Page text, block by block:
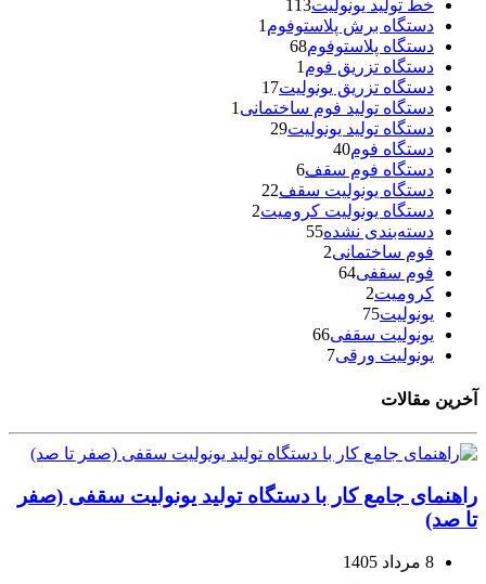
خط تولید یونولیت113
دستگاه برش پلاستوفوم1
دستگاه پلاستوفوم68
دستگاه تزریق فوم1
دستگاه تزریق یونولیت17
دستگاه تولید فوم ساختمانی1
دستگاه تولید یونولیت29
دستگاه فوم40
دستگاه فوم سقف6
دستگاه یونولیت سقف22
دستگاه یونولیت کرومیت2
دسته‌بندی نشده55
فوم ساختمانی2
فوم سقفی64
کرومیت2
یونولیت75
یونولیت سقفی66
یونولیت ورقی7
آخرین مقالات
راهنمای جامع کار با دستگاه تولید یونولیت سقفی (صفر
تا صد)
8 مرداد 1405